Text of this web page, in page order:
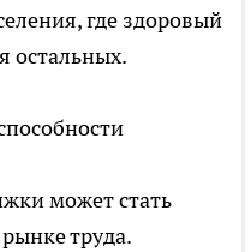
где здоровый
остальных.
может стать
труда.